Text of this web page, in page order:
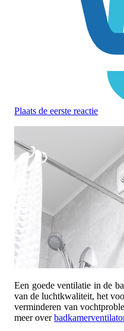
Plaats de eerste reactie
Een goede ventilatie in de
van de luchtkwaliteit, het
verminderen van
meer over